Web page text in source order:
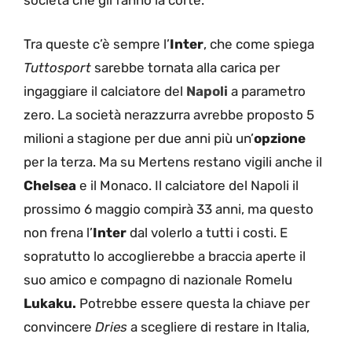
Tra queste c’è sempre l’Inter, che come spiega
Tuttosport sarebbe tornata alla carica per
ingaggiare il calciatore del Napoli a parametro
zero. La società nerazzurra avrebbe proposto 5
milioni a stagione per due anni più un’opzione
per la terza. Ma su Mertens restano vigili anche il
Chelsea e il Monaco. Il calciatore del Napoli il
prossimo 6 maggio compirà 33 anni, ma questo
non frena l’Inter dal volerlo a tutti i costi. E
sopratutto lo accoglierebbe a braccia aperte il
suo amico e compagno di nazionale Romelu
Lukaku. Potrebbe essere questa la chiave per
convincere Dries a scegliere di restare in Italia,